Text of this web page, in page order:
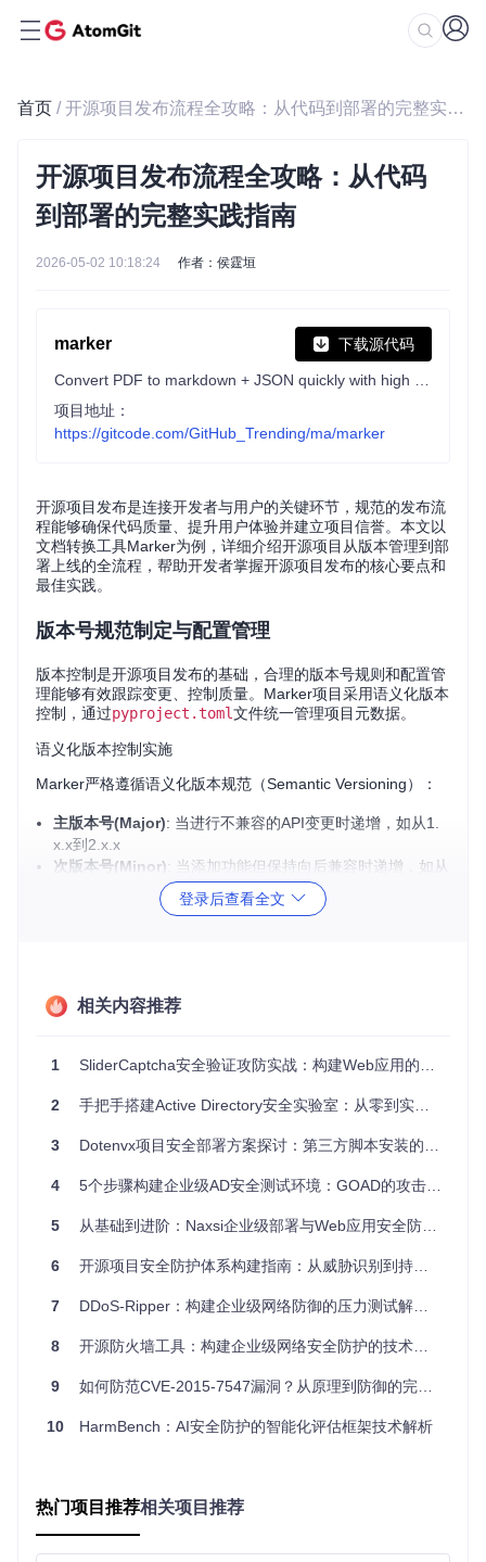
首页 / 开源项目发布流程全攻略：从代码到部署的完整实践指南
开源项目发布流程全攻略：从代码
到部署的完整实践指南
2026-05-02 10:18:24 作者：侯霆垣
marker 下载源代码
项目地址：
https://gitcode.com/GitHub_Trending/ma/marker
开源项目发布是连接开发者与用户的关键环节，规范的发布流
程能够确保代码质量、提升用户体验并建立项目信誉。本文以
文档转换工具Marker为例，详细介绍开源项目从版本管理到部
署上线的全流程，帮助开发者掌握开源项目发布的核心要点和
最佳实践。
版本号规范制定与配置管理
版本控制是开源项目发布的基础，合理的版本号规则和配置管
理能够有效跟踪变更、控制质量。Marker项目采用语义化版本
控制，通过pyproject.toml文件统一管理项目元数据。
语义化版本控制实施
Marker严格遵循语义化版本规范（Semantic Versioning）：
主版本号(Major): 当进行不兼容的API变更时递增，如从1.
x.x到2.x.x
次版本号(Minor): 当添加功能但保持向后兼容时递增，如从
: 当进行向后兼容的问题修复时递增，如从1.
运行时配置:marker/settings.py- 管理项目运行参数和环境
依赖管理:poetry.lock - 确保依赖版本的一致性
版本号在pyproject.toml中的定义示例：
[tool.poetry]
name
= "marker-pdf"
version = "1.10.1"
description = "Convert documents to markdown with high
authors = ["Your Name <you@example.com>"
自动化测试策略与实施
测试是确保开源项目质量的关键环节，Marker项目构建了全面
的测试体系，包括单元测试、集成测试和性能测试，确保发布
版本的稳定性和可靠性。
项目测试目录结构清晰，覆盖各个核心模块：
登录后查看全文
相关内容推荐
1 SliderCaptcha安全验证攻防实战：构建Web应用的智能防御屏障
2 手把手搭建Active Directory安全实验室：从零到实战的渗透测试环境构建指南
3 Dotenvx项目安全部署方案探讨：第三方脚本安装的风险与替代方案
4 5个步骤构建企业级AD安全测试环境：GOAD的攻击链仿真应用指南
5 从基础到进阶：Naxsi企业级部署与Web应用安全防护实践
6 开源项目安全防护体系构建指南：从威胁识别到持续运营
7 DDoS-Ripper：构建企业级网络防御的压力测试解决方案
8 开源防火墙工具：构建企业级网络安全防护的技术实践
9 如何防范CVE-2015-7547漏洞？从原理到防御的完整指南
10 HarmBench：AI安全防护的智能化评估框架技术解析
热门项目推荐相关项目推荐